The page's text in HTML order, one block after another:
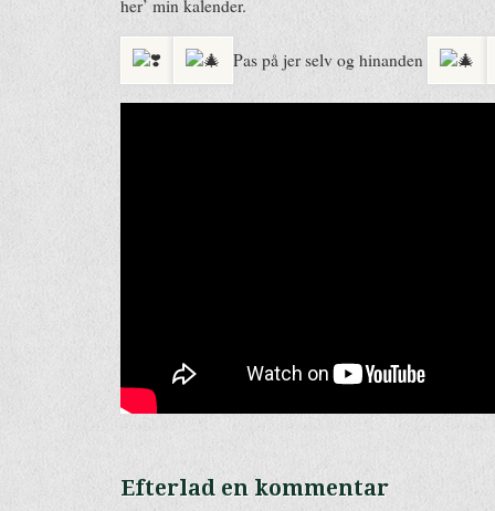
her’ min kalender.
Pas på jer selv og hinanden
Efterlad en kommentar